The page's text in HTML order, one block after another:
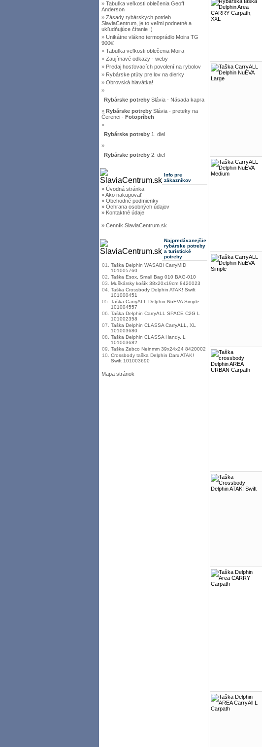
» Tabuľka veľkosti oblečenia Geoff
Anderson
» Zásady rybárskych potrieb
SlaviaCentrum, je to veľmi podnetné a
ukľudňujúce čítanie :)
» Unikátne vlákno termoprádlo Moira TG
900®
» Tabuľka veľkosti oblečenia Moira
» Zaujímavé odkazy - weby
» Predaj hosťovacích povolení na rybolov
» Rybárske ptúty pre lov na dierky
» Obrovská hlavátka!
»
Rybárske potreby Slávia - Násada kapra
» Rybárske potreby Slávia - preteky na
Čerenci - Fotopríbeh
»
Rybárske potreby 1. diel
»
Rybárske potreby 2. diel
Info pre
zákazníkov
» Úvodná stránka
» Ako nakupovať
» Obchodné podmienky
» Ochrana osobných údajov
» Kontaktné údaje
» Cenník SlaviaCentrum.sk
Najpredávanejšie
rybárske potreby
a turistické
potreby
01.
Taška Delphin WASABI CarryMID
101005760
02.
Taška Esox, Small Bag 010 BAG-010
03.
Muškársky košík 38x20x19cm 8420023
04. Taška Crossbody Delphin ATAK! Swift
101000451
05.
Taška CarryALL Delphin NuEVA Simple
101004557
06.
Taška Delphin CarryALL SPACE C2G L
101002358
07.
Taška Delphin CLASSA CarryALL, XL
101003680
08.
Taška Delphin CLASSA Handy, L
101003682
09.
Taška Zebco Neinmm 39x24x24 8420002
10.
Crossbody taška Delphin Darx ATAK!
Swift 101003690
Mapa stránok